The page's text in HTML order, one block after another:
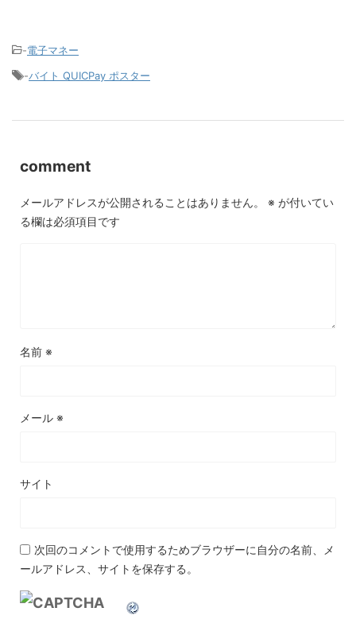
-電子マネー
-バイト QUICPay ポスター
comment
メールアドレスが公開されることはありません。 ※ が付いてい
る欄は必須項目です
名前 ※
メール ※
サイト
次回のコメントで使用するためブラウザーに自分の名前、メ
ールアドレス、サイトを保存する。